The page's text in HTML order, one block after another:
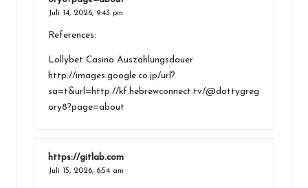
Juli 14, 2026, 9:43 pm
References:
Lollybet Casino Auszahlungsdauer
http://images.google.co.jp/url?
sa=t&url=http://kf.hebrewconnect.tv/@dottygreg
ory8?page=about
https://gitlab.com
Juli 15, 2026, 6:54 am